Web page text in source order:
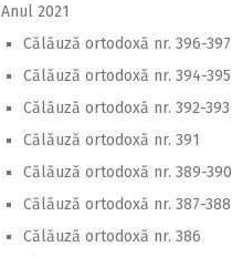
Anul 2021
Călăuză ortodoxă nr. 396-397
Călăuză ortodoxă nr. 394-395
Călăuză ortodoxă nr. 392-393
Călăuză ortodoxă nr. 391
Călăuză ortodoxă nr. 389-390
Călăuză ortodoxă nr. 387-388
Călăuză ortodoxă nr. 386